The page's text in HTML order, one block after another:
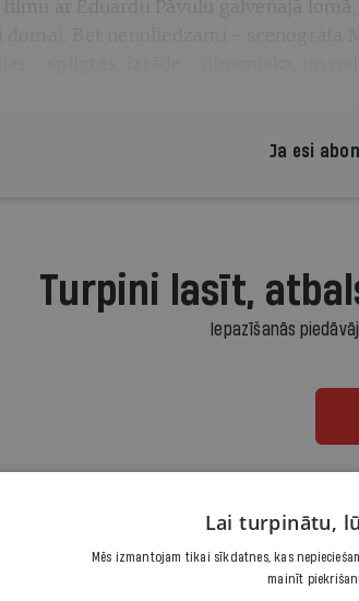
Ja esi
Turpini lasīt,
Iepazīšanās
Lai turpinātu,
Mēs izmantojam tikai sīkdatnes, kas
mainīt